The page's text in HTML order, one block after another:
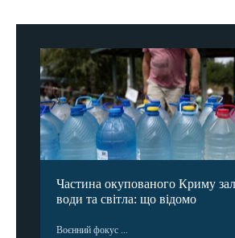
Частина окупованого Криму
води та світла: що відомо
Воєнний фокус ...